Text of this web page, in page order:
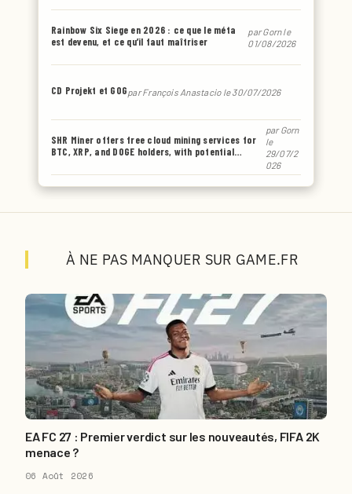
Rainbow Six Siege en 2026 : ce que le méta
est devenu, et ce qu’il faut maîtriser
parGornle
01/08/2026
CD Projekt et GOGparFrançois Anastaciole 30/07/2026
SHR Miner offers free cloud mining services for
BTC, XRP, and DOGE holders, with potential
parGorn
le
29/07/2
026
À NE PAS MANQUER SUR GAME.FR
EA FC 27 : Premier verdict sur les nouveautés, FIFA 2K
menace ?
06 Août 2026